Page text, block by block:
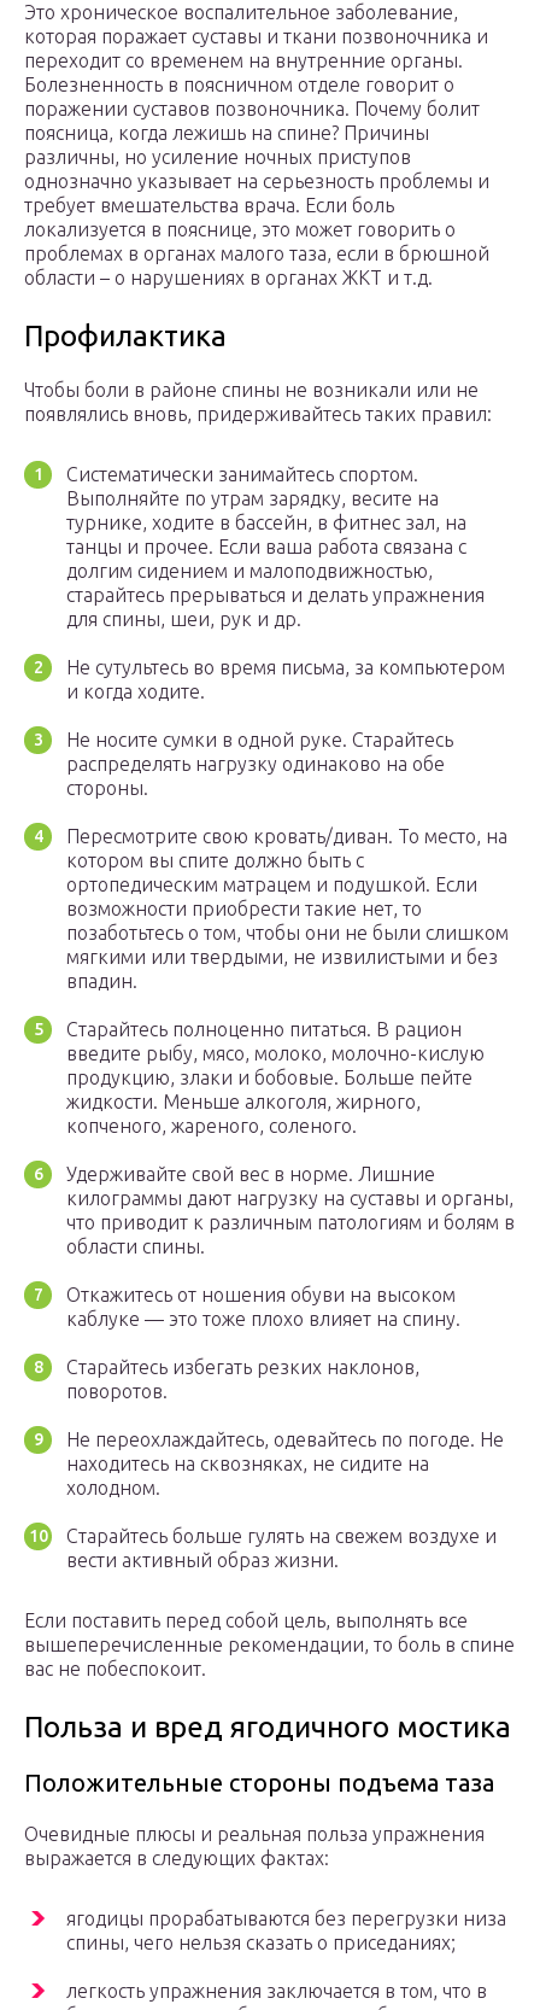
Это хроническое воспалительное заболевание,
которая поражает суставы и ткани позвоночника и
переходит со временем на внутренние органы.
Болезненность в поясничном отделе говорит о
поражении суставов позвоночника. Почему болит
поясница, когда лежишь на спине? Причины
различны, но усиление ночных приступов
однозначно указывает на серьезность проблемы и
требует вмешательства врача. Если боль
локализуется в пояснице, это может говорить о
проблемах в органах малого таза, если в брюшной
области – о нарушениях в органах ЖКТ и т.д.
Профилактика
Чтобы боли в районе спины не возникали или не
появлялись вновь, придерживайтесь таких правил:
Систематически занимайтесь спортом.
Выполняйте по утрам зарядку, весите на
турнике, ходите в бассейн, в фитнес зал, на
танцы и прочее. Если ваша работа связана с
долгим сидением и малоподвижностью,
старайтесь прерываться и делать упражнения
для спины, шеи, рук и др.
Не сутультесь во время письма, за компьютером
и когда ходите.
Не носите сумки в одной руке. Старайтесь
распределять нагрузку одинаково на обе
стороны.
Пересмотрите свою кровать/диван. То место, на
котором вы спите должно быть с
ортопедическим матрацем и подушкой. Если
возможности приобрести такие нет, то
позаботьтесь о том, чтобы они не были слишком
мягкими или твердыми, не извилистыми и без
впадин.
Старайтесь полноценно питаться. В рацион
введите рыбу, мясо, молоко, молочно-кислую
продукцию, злаки и бобовые. Больше пейте
жидкости. Меньше алкоголя, жирного,
копченого, жареного, соленого.
Удерживайте свой вес в норме. Лишние
килограммы дают нагрузку на суставы и органы,
что приводит к различным патологиям и болям в
области спины.
Откажитесь от ношения обуви на высоком
каблуке — это тоже плохо влияет на спину.
Старайтесь избегать резких наклонов,
поворотов.
Не переохлаждайтесь, одевайтесь по погоде. Не
находитесь на сквозняках, не сидите на
холодном.
Старайтесь больше гулять на свежем воздухе и
вести активный образ жизни.
Если поставить перед собой цель, выполнять все
вышеперечисленные рекомендации, то боль в спине
вас не побеспокоит.
Польза и вред ягодичного мостика
Положительные стороны подъема таза
Очевидные плюсы и реальная польза упражнения
выражается в следующих фактах:
ягодицы прорабатываются без перегрузки низа
спины, чего нельзя сказать о приседаниях;
легкость упражнения заключается в том, что в